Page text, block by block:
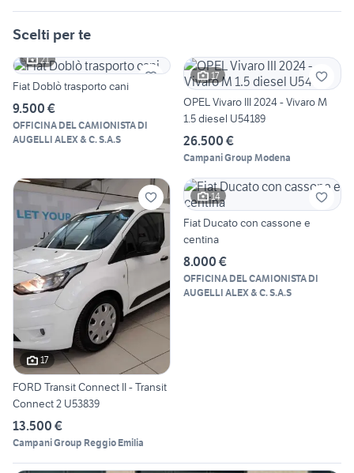
Scelti per te
21
Fiat Doblò trasporto cani
9.500 €
OFFICINA DEL CAMIONISTA DI
AUGELLI ALEX & C. S.A.S
17
OPEL Vivaro III 2024 - Vivaro M
1.5 diesel U54189
26.500 €
Campani Group Modena
17
FORD Transit Connect II - Transit
Connect 2 U53839
13.500 €
Campani Group Reggio Emilia
14
Fiat Ducato con cassone e
centina
8.000 €
OFFICINA DEL CAMIONISTA DI
AUGELLI ALEX & C. S.A.S